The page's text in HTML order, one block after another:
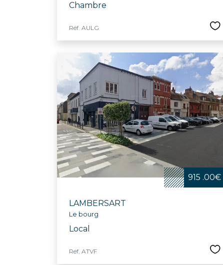
Chambre
Réf. AULG
915 .00€
LAMBERSART
Le bourg
Local
Réf. ATVF